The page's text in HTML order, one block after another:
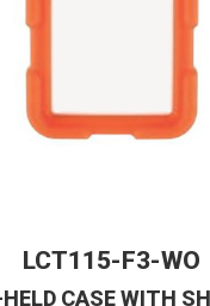
LCT115-F3-WO
CASE WITH